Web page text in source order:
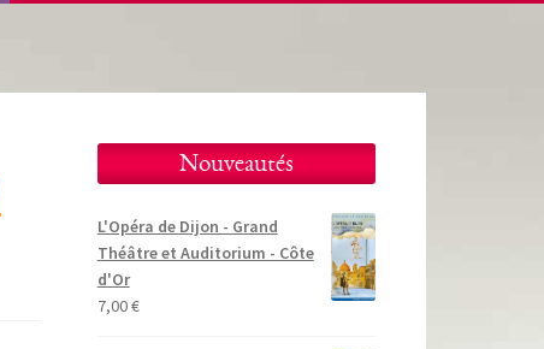
Nouveautés
L'Opéra de Dijon - Grand
Théâtre et Auditorium - Côte
d'Or
7,00€